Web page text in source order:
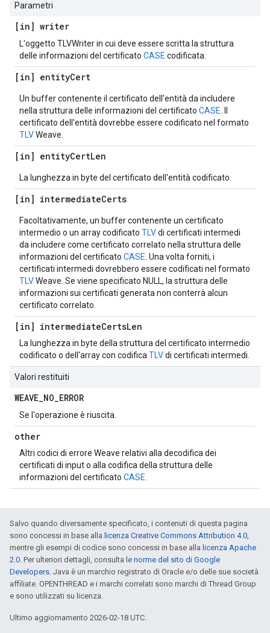
Parametri
[in] writer
L'oggetto TLVWriter in cui deve essere scritta la struttura
delle informazioni del certificato CASE codificata.
[in] entityCert
Un buffer contenente il certificato dell'entità da includere
nella struttura delle informazioni del certificato CASE
certificato dell'entità dovrebbe essere codificato nel formato
TLVWeave.
[in] entityCertLen
La lunghezza in byte del certificato dell'entità codificato.
[in] intermediateCerts
Facoltativamente, un buffer contenente un certificato
intermedio o un array codificato TLVdi certificati intermedi
da includere come certificato correlato nella struttura delle
informazioni del certificato CASE . Una volta forniti, i
certificati intermedi dovrebbero essere codificati nel formato
TLVWeave. Se viene specificato NULL, la struttura delle
informazioni sui certificati generata non conterrà alcun
certificato correlato.
[in] intermediateCertsLen
La lunghezza in byte della struttura del certificato intermedio
codificato o dell'array con codifica TLVdi certificati intermedi.
Valori restituiti
WEAVE_NO_ERROR
Se l'operazione è riuscita.
other
Altri codici di errore Weave relativi alla decodifica dei
certificati di input o alla codifica della struttura delle
informazioni del certificato CASE
Salvo quando diversamente specificato, i contenuti di questa pagina
sono concessi in base alla licenza Creative Commons Attribution 4.0,
mentre gli esempi di codice sono concessi in base alla licenza Apache
2.0. Per ulteriori dettagli, consulta le norme del sito di Google
Developers. Java è un marchio registrato di Oracle e/o delle sue società
affiliate. OPENTHREAD e i marchi correlati sono marchi di Thread Group
e sono utilizzati su licenza.
Ultimo aggiornamento 2026-02-18 UTC.